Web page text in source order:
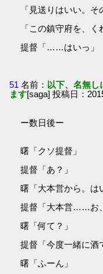
「見送りはいい。
「この鎮守府を、
提督「……はいっ」
51 名前： 以下、名無
ます[saga] 投稿日：
ー数日後ー
曙「クソ提督」
提督「あ？」
曙「大本営から。は
提督「大本営……お
曙「何て？」
提督「今度一緒に酒
曙「ふーん」